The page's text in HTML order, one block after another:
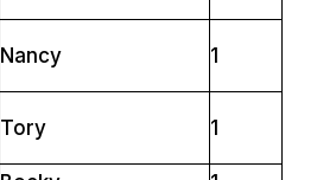
Nancy 1
Tory 1